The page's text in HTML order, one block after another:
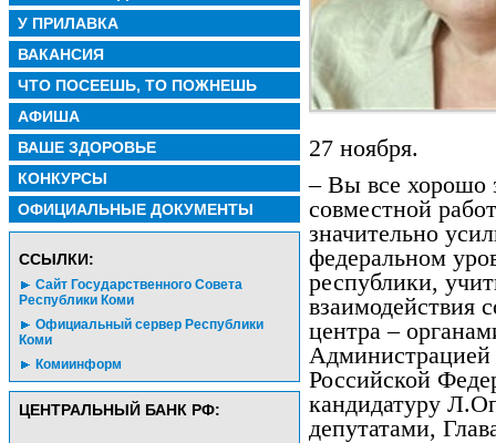
У ПРИЛАВКА
ВАКАНСИЯ
ЧТО ПОСЕЕШЬ, ТО ПОЖНЕШЬ
АФИША
ВАШЕ ЗДОРОВЬЕ
КОНКУРСЫ
ОФИЦИАЛЬНЫЕ ДОКУМЕНТЫ
CСЫЛКИ:
Сайт Государственного Совета
Республики Коми
Официальный сервер Республики
Коми
Комиинформ
ЦЕНТРАЛЬНЫЙ БАНК РФ:
27 ноября.
– Вы все хорошо
совместной
значительно
федеральном
республики,
взаимодействия
центра –
Администрацией
Российской
кандидатуру
депутатами,